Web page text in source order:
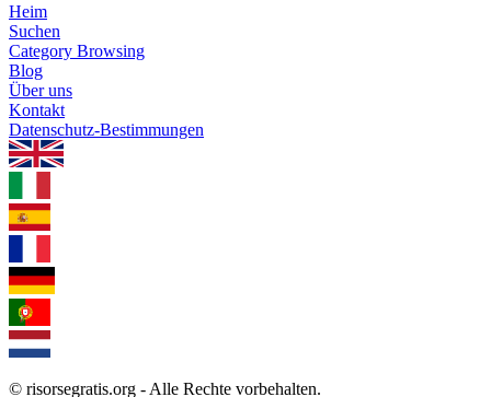
Heim
Suchen
Category Browsing
Blog
Über uns
Kontakt
Datenschutz-Bestimmungen
© risorsegratis.org - Alle Rechte vorbehalten.